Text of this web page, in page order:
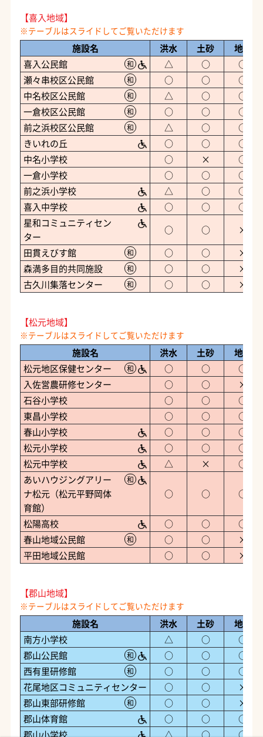
【喜入地域】
施設名 洪水 土砂
地震
喜入公民館
和 △ ○
○
瀬々串校区公民館
和 ○ ○
○
中名校区公民館
和 △ ○
○
一倉校区公民館
和 ○ ○
○
前之浜校区公民館
和 △ ○
○
きいれの丘
○ ○
○
中名小学校
○ ×
○
一倉小学校
○ ○
○
前之浜小学校
△ ○
○
喜入中学校
○ ○
○
星和コミュニティセン
ター
○ ○
×
田貫えびす館
和 ○ ○
×
森満多目的共同施設
和 ○ ○
×
古久川集落センター
和 ○ ○ ×
【松元地域】
施設名 洪水 土砂
地震
松元地区保健センター
和 ○ ○
○
入佐営農研修センター
○ ○
×
石谷小学校
○ ○
○
東昌小学校
○ ○
○
春山小学校
○ ○
○
松元小学校
○ ○
○
松元中学校
△ ×
○
あいハウジングアリー
ナ松元（松元平野岡体
育館）
和
○ ○ ○
松陽高校 ○ ○
○
春山地域公民館
和 ○ ○
×
平田地域公民館
○ ○ ×
【郡山地域】
施設名 洪水 土砂
地震
南方小学校
△ ○
○
郡山公民館
和 ○ ○
○
西有里研修館
和 ○ ○
○
花尾地区コミュニティセンター
○ ○
×
郡山東部研修館
和 ○ ○
×
郡山体育館
○ ○
○
郡山小学校
△ ○ ○